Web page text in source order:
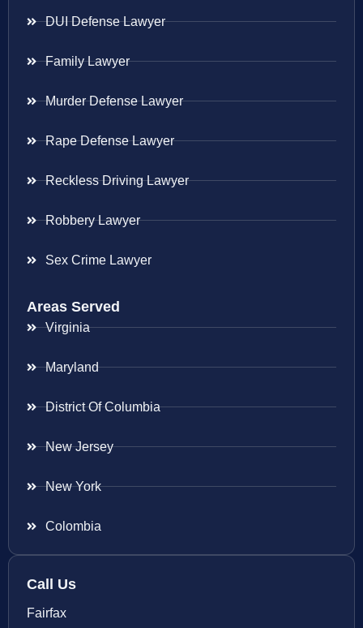
DUI Defense Lawyer
Family Lawyer
Murder Defense Lawyer
Rape Defense Lawyer
Reckless Driving Lawyer
Robbery Lawyer
Sex Crime Lawyer
Areas Served
Virginia
Maryland
District Of Columbia
New Jersey
New York
Colombia
Call Us
Fairfax